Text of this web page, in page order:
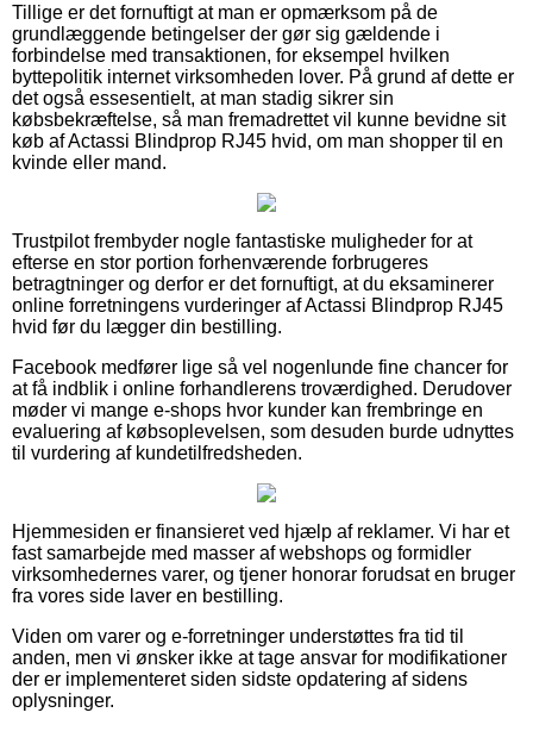
Tillige er det fornuftigt at man er opmærksom på de
grundlæggende betingelser der gør sig gældende i
forbindelse med transaktionen, for eksempel hvilken
byttepolitik internet virksomheden lover. På grund af dette er
det også essesentielt, at man stadig sikrer sin
købsbekræftelse, så man fremadrettet vil kunne bevidne sit
køb af Actassi Blindprop RJ45 hvid, om man shopper til en
kvinde eller mand.
Trustpilot frembyder nogle fantastiske muligheder for at
efterse en stor portion forhenværende forbrugeres
betragtninger og derfor er det fornuftigt, at du eksaminerer
online forretningens vurderinger af Actassi Blindprop RJ45
hvid før du lægger din bestilling.
Facebook medfører lige så vel nogenlunde fine chancer for
at få indblik i online forhandlerens troværdighed. Derudover
møder vi mange e-shops hvor kunder kan frembringe en
evaluering af købsoplevelsen, som desuden burde udnyttes
til vurdering af kundetilfredsheden.
Hjemmesiden er finansieret ved hjælp af reklamer. Vi har et
fast samarbejde med masser af webshops og formidler
virksomhedernes varer, og tjener honorar forudsat en bruger
fra vores side laver en bestilling.
Viden om varer og e-forretninger understøttes fra tid til
anden, men vi ønsker ikke at tage ansvar for modifikationer
der er implementeret siden sidste opdatering af sidens
oplysninger.